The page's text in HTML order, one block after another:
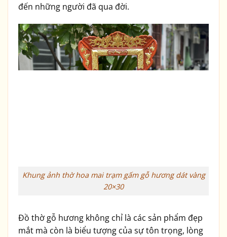
đến những người đã qua đời.
Khung ảnh thờ hoa mai trạm gấm gỗ hương dát vàng
20×30
Đồ thờ gỗ hương không chỉ là các sản phẩm đẹp
mắt mà còn là biểu tượng của sự tôn trọng, lòng